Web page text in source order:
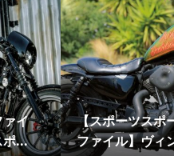
イ
ポ...
【スポーツスポ
ファイル】ヴィ